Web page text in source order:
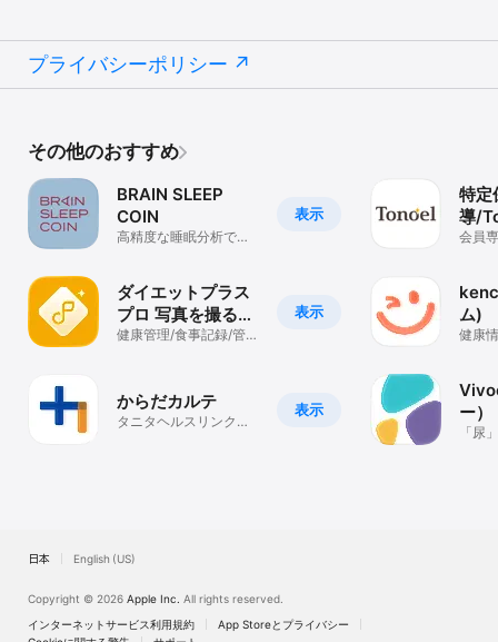
プライバシーポリシー
その他のおすすめ
表示
BRAIN SLEEP
COIN
高精度な睡眠分析で睡
表示
ダイエットプラス
プロ 写真を撮るだ
けで管理栄養士と
健康管理/食事記録/管理
表示
からだカルテ
タニタヘルスリンクの
特定
導/
(対
会員
ム)
健康
ー）
リ
「尿
日本 English (US)
Copyright © 2026 Apple Inc. All rights reserved.
インターネットサービス利用規約
App Storeとプライバシー